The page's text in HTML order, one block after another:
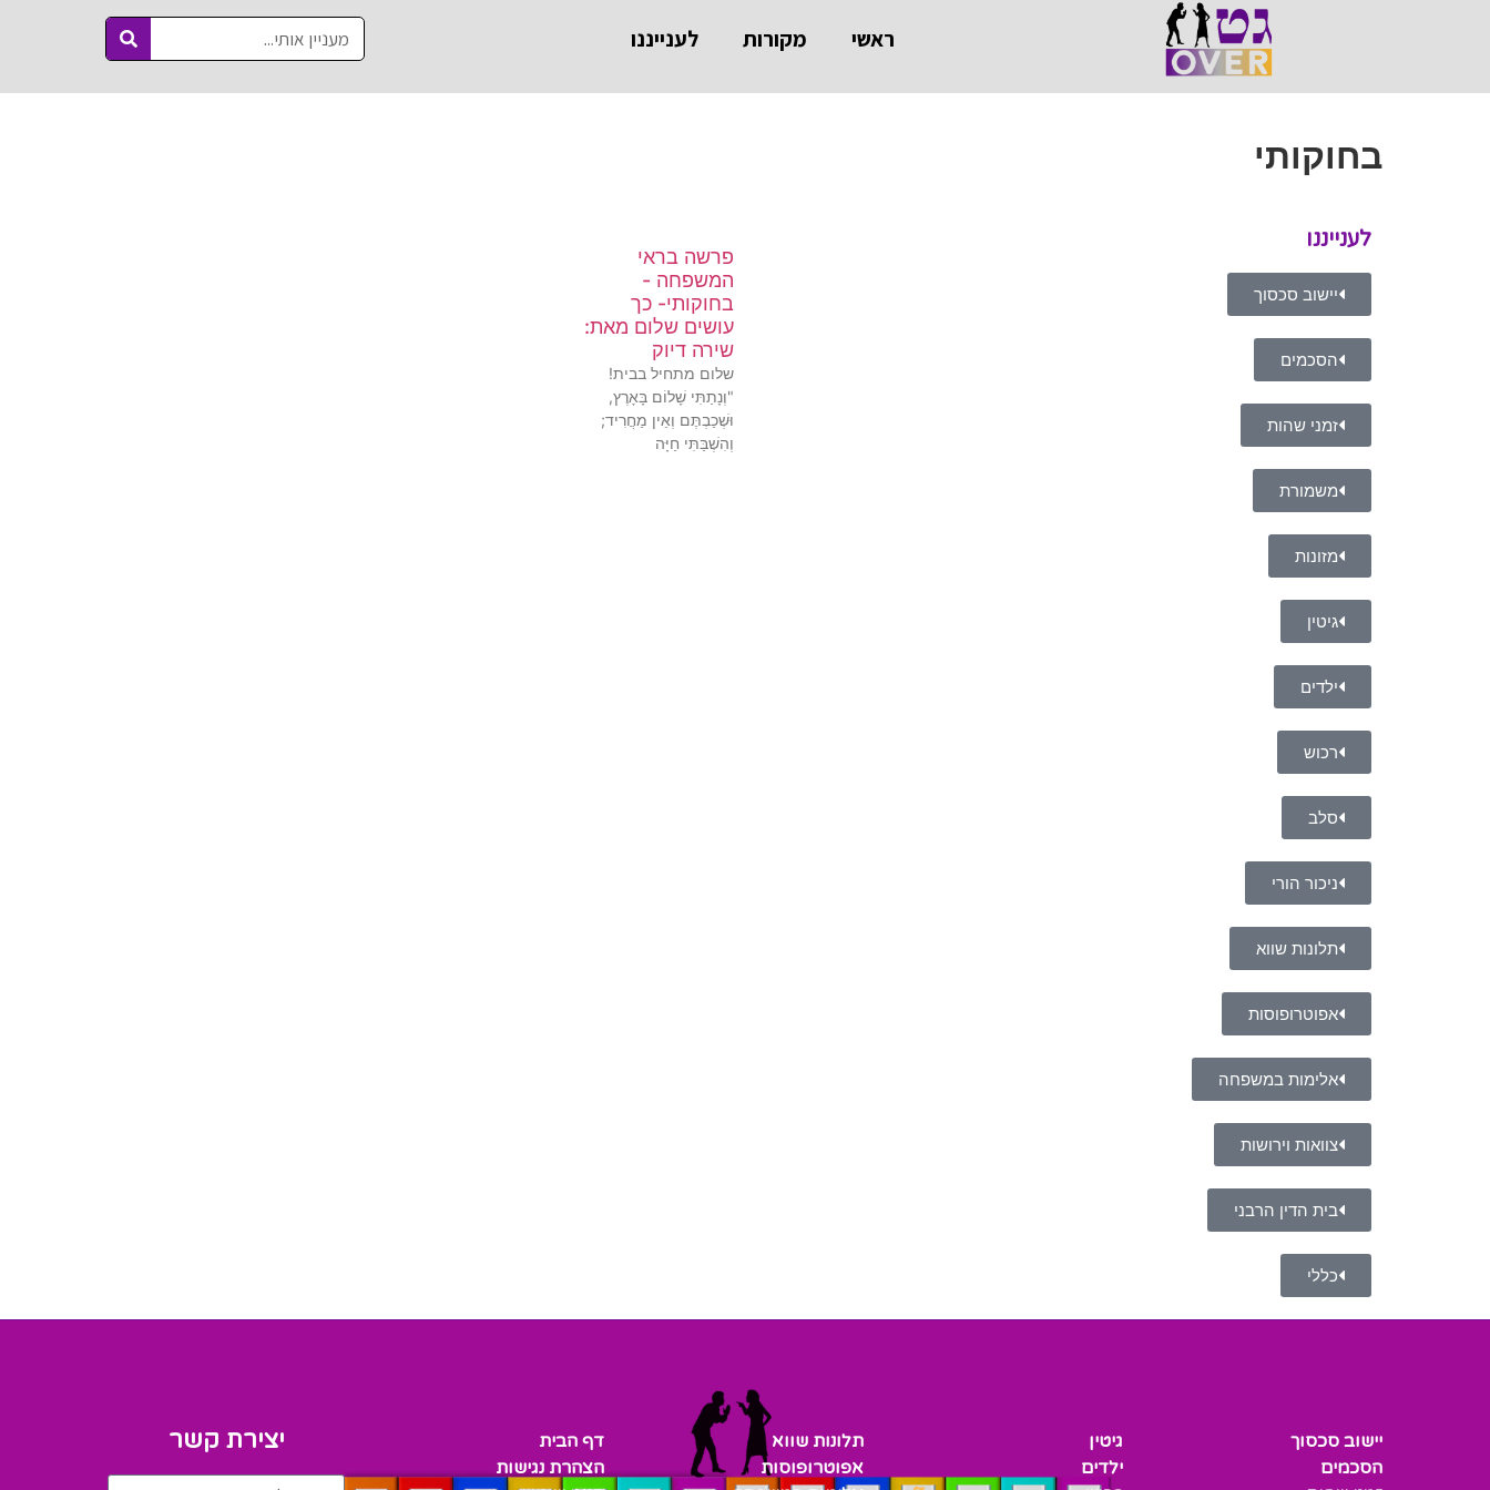
ראשי מקורות לענייננו
בחוקותי
לענייננו
יישוב סכסוך
הסכמים
זמני שהות
משמורת
מזונות
גיטין
ילדים
רכוש
סלב
ניכור הורי
תלונות שווא
אפוטרופוסות
אלימות במשפחה
צוואות וירושות
בית הדין הרבני
כללי
פרשה בראי
המשפחה -
בחוקותי- כך
עושים שלום מאת:
שירה דיוק
שלום מתחיל בבית!
"וְנָתַתִּי שָׁלוֹם בָּאָרֶץ,
וּשְׁכַבְתֶּם וְאֵין מַחֲרִיד;
וְהִשְׁבַּתִּי חַיָּה
יישוב סכסוך
הסכמים
גיטין
ילדים
תלונות שווא
אפוטרופוסות
דף הבית
הצהרת נגישות
יצירת קשר